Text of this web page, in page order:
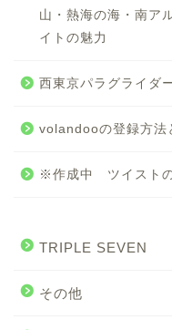
山・熱海の海・南ア
イトの魅力
西東京パラグライダ
volandooの登録方法
※作成中 ツイストの
TRIPLE SEVEN
その他